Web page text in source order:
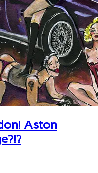
Aston